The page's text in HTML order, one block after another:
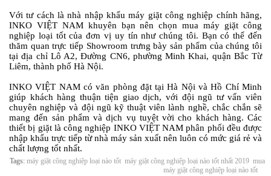
Với tư cách là nhà nhập khẩu máy giặt công nghiệp chính hãng,
INKO VIỆT NAM khuyên bạn nên chọn mua máy giặt công
nghiệp loại tốt của đơn vị uy tín như chúng tôi. Bạn có thể đến
thăm quan trực tiếp Showroom trưng bày sản phẩm của chúng tôi
tại địa chỉ Lô A2, Đường CN6, phường Minh Khai, quận Bắc Từ
Liêm, thành phố Hà Nội.
INKO VIỆT NAM có văn phòng đặt tại Hà Nội và Hồ Chí Minh
giúp khách hàng thuận tiện giao dịch, với đội ngũ tư vấn viên
chuyên nghiệp và đội ngũ kỹ thuật viên lành nghề, chắc chắn sẽ
mang đến sản phẩm và dịch vụ tuyệt vời cho khách hàng. Các
thiết bị giặt là công nghiệp INKO VIỆT NAM phân phối đều được
nhập khẩu trực tiếp từ nhà máy sản xuất nên luôn có mức giá rẻ và
chất lượng tốt nhất.
Tags: máy giặt công nghiệp loại nào tốt máy giặt công nghiệp loại nào tốt nhất 2019 mua
máy giặt công nghiệp loại nào tốt